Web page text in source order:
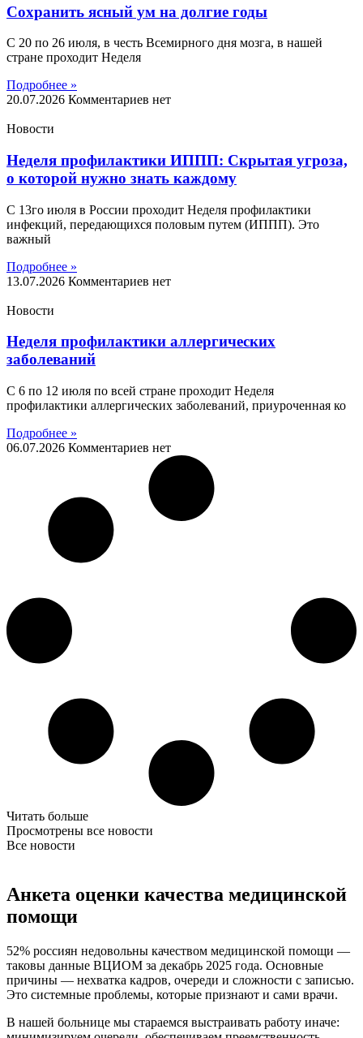
Сохранить ясный ум на долгие годы
С 20 по 26 июля, в честь Всемирного дня мозга, в нашей
стране проходит Неделя
Подробнее »
20.07.2026 Комментариев нет
Новости
Неделя профилактики ИППП: Скрытая угроза,
о которой нужно знать каждому
С 13го июля в России проходит Неделя профилактики
инфекций, передающихся половым путем (ИППП). Это
важный
Подробнее »
13.07.2026 Комментариев нет
Новости
Неделя профилактики аллергических
заболеваний
С 6 по 12 июля по всей стране проходит Неделя
профилактики аллергических заболеваний, приуроченная ко
Подробнее »
06.07.2026 Комментариев нет
Читать больше
Просмотрены все новости
Все новости
Анкета оценки качества медицинской
помощи
52% россиян недовольны качеством медицинской помощи —
таковы данные ВЦИОМ за декабрь 2025 года. Основные
причины — нехватка кадров, очереди и сложности с записью.
Это системные проблемы, которые признают и сами врачи.
В нашей больнице мы стараемся выстраивать работу иначе: